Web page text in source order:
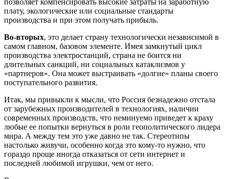
плату, экологические или социальные стандарты
производства и при этом получать прибыль.
Во-вторых, это делает страну технологически независимой в
самом главном, базовом элементе. Имея замкнутый цикл
производства электростанций, страна не боится ни
длительных санкций, ни социальных катаклизмов у
«партнеров». Она может выстраивать «долгие» планы своего
поступательного развития.
Итак, мы привыкли к мысли, что Россия безнадежно отстала
от зарубежных производителей в технологиях, наличии
современных производств, что неминуемо приведет к краху
любые ее попытки вернуться в роли геополитического лидера
мира. А между тем это уже давно не так. Стереотипы
настолько живучи, особенно когда это кому-то нужно, что
гораздо проще иногда отказаться от сети интернет и
последней любимой игрушки, чем от него.